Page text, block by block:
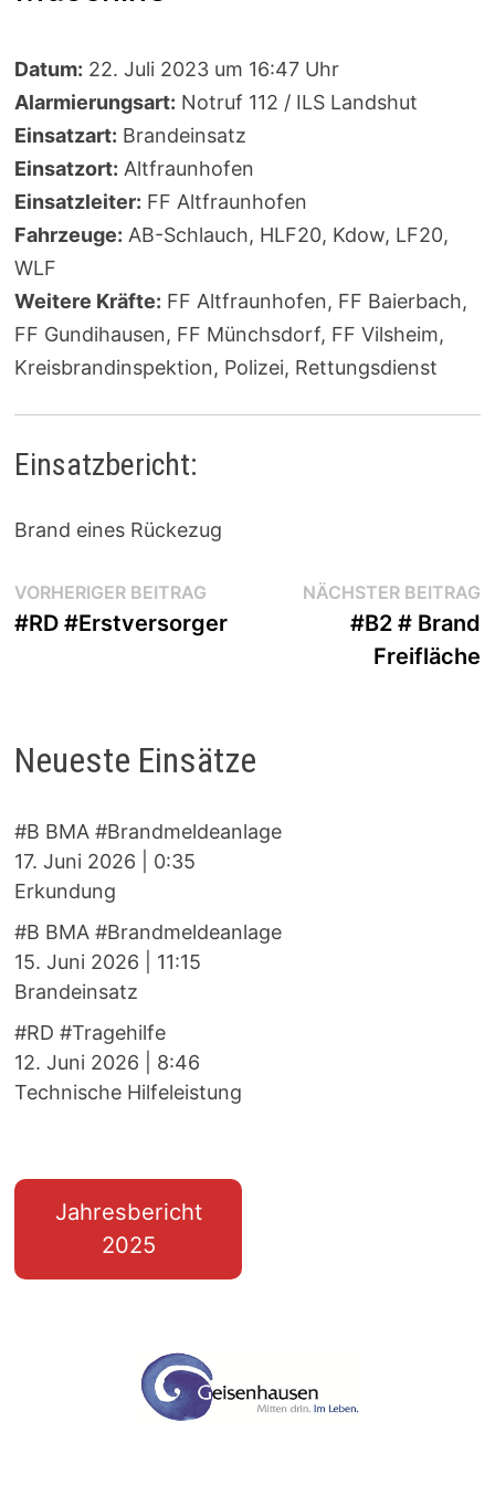
Datum: 22. Juli 2023 um 16:47 Uhr
Alarmierungsart: Notruf 112 / ILS Landshut
Einsatzart: Brandeinsatz
Einsatzort: Altfraunhofen
Einsatzleiter: FF Altfraunhofen
Fahrzeuge: AB-Schlauch, HLF20, Kdow, LF20,
WLF
Weitere Kräfte: FF Altfraunhofen, FF Baierbach,
FF Gundihausen, FF Münchsdorf, FF Vilsheim,
Kreisbrandinspektion, Polizei, Rettungsdienst
Einsatzbericht:
Brand eines Rückezug
Beitragsnavigation
VORHERIGER BEITRAGVorheriger
Beitrag:
#RD #Erstversorger
NÄCHSTER BEITRAG
#B2 # Brand
Freifläche
Neueste Einsätze
#B BMA #Brandmeldeanlage
17. Juni 2026
0:35
Erkundung
#B BMA #Brandmeldeanlage
15. Juni 2026
11:15
Brandeinsatz
#RD #Tragehilfe
12. Juni 2026
8:46
Technische Hilfeleistung
Jahresbericht
2025